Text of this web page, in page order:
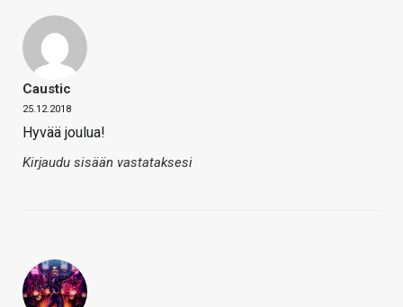
Caustic
25.12.2018
Hyvää joulua!
Kirjaudu sisään vastataksesi